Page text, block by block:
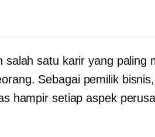
salah satu karir yang paling
Sebagai pemilik
hampir setiap aspek